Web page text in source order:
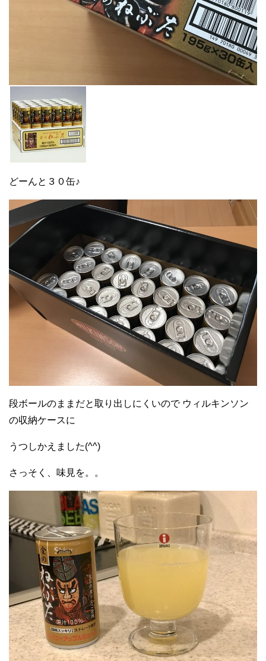
どーんと３０缶♪
段ボールのままだと取り出しにくいので ウィルキンソン
の収納ケースに
うつしかえました(^^)
さっそく、味見を。。